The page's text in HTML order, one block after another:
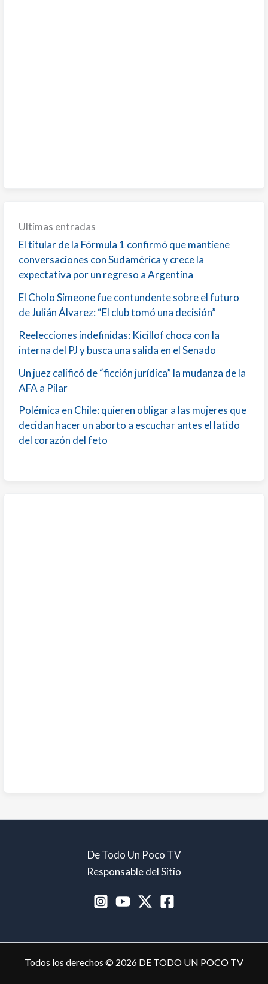
Ultimas entradas
El titular de la Fórmula 1 confirmó que mantiene
conversaciones con Sudamérica y crece la
expectativa por un regreso a Argentina
El Cholo Simeone fue contundente sobre el futuro
de Julián Álvarez: “El club tomó una decisión”
Reelecciones indefinidas: Kicillof choca con la
interna del PJ y busca una salida en el Senado
Un juez calificó de “ficción jurídica” la mudanza de la
AFA a Pilar
Polémica en Chile: quieren obligar a las mujeres que
decidan hacer un aborto a escuchar antes el latido
del corazón del feto
De Todo Un Poco TV
Responsable del Sitio
Todos los derechos © 2026 DE TODO UN POCO TV